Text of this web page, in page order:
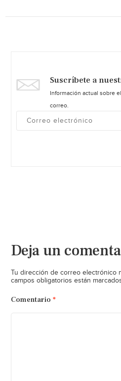
Suscríbete a
Información actual sobre
correo.
Deja un
Tu dirección de correo electrónico
campos obligatorios están
Comentario *